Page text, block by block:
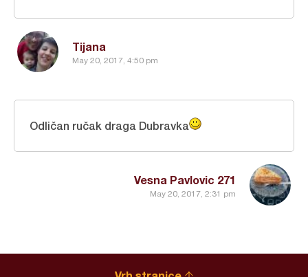
Tijana
May 20, 2017, 4:50 pm
Vesna Pavlovic 271
May 20, 2017, 2:31 pm
Odličan ručak draga Dubravka